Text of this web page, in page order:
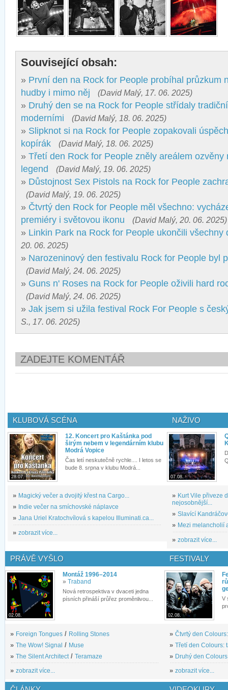
Související obsah:
» První den na Rock for People probíhal průzkum
hudby i mimo něj
(David Malý, 17. 06. 2025)
» Druhý den se na Rock for People střídaly
moderními
(David Malý, 18. 06. 2025)
» Slipknot si na Rock for People zopakovali
kopírák
(David Malý, 18. 06. 2025)
» Třetí den Rock for People zněly areálem ozvěny
legend
(David Malý, 19. 06. 2025)
» Důstojnost Sex Pistols na Rock for People
(David Malý, 19. 06. 2025)
» Čtvrtý den Rock for People měl všechno:
premiéry i světovou ikonu
(David Malý, 20. 06. 2025)
» Linkin Park na Rock for People ukončili všechny
20. 06. 2025)
» Narozeninový den festivalu Rock for People byl
(David Malý, 24. 06. 2025)
» Guns n' Roses na Rock for People oživili hard
(David Malý, 24. 06. 2025)
» Jak jsem si užila festival Rock For People s
S., 17. 06. 2025)
ZADEJTE KOMENTÁŘ
KLUBOVÁ SCÉNA
28.07.
12. Koncert pro Kaštánka pod
širým nebem v legendárním klubu
Modrá Vopice
Čas letí neskutečně rychle.... I letos se
bude 8. srpna v klubu Modrá...
» Magický večer a dvojitý křest na Cargo...
» Indie večer na smíchovské náplavce
» Jana Uriel Kratochvílová s kapelou Illuminati.ca...
» zobrazit více...
NAŽIVO
07.08.
» Kurt Vile přiveze
nejosobnější...
» Slavící
» Mezi melancholií
» zobrazit více...
PRÁVĚ VYŠLO
02.08.
Montáž 1996–2014
» Traband
Nová retrospektiva v dvaceti jedna
písních přináší průřez proměnlivou...
» Foreign Tongues / Rolling Stones
» The Wow! Signal / Muse
» The Silent Architect / Teramaze
» zobrazit více...
FESTIVALY
02.08.
V
» Čtvrtý den
» Třetí den Colours:
» Druhý den
» zobrazit více...